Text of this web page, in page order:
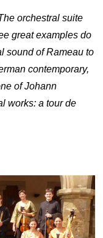
orchestral suite
great examples do
sound of Rameau to
contemporary,
of Johann
works: a tour de